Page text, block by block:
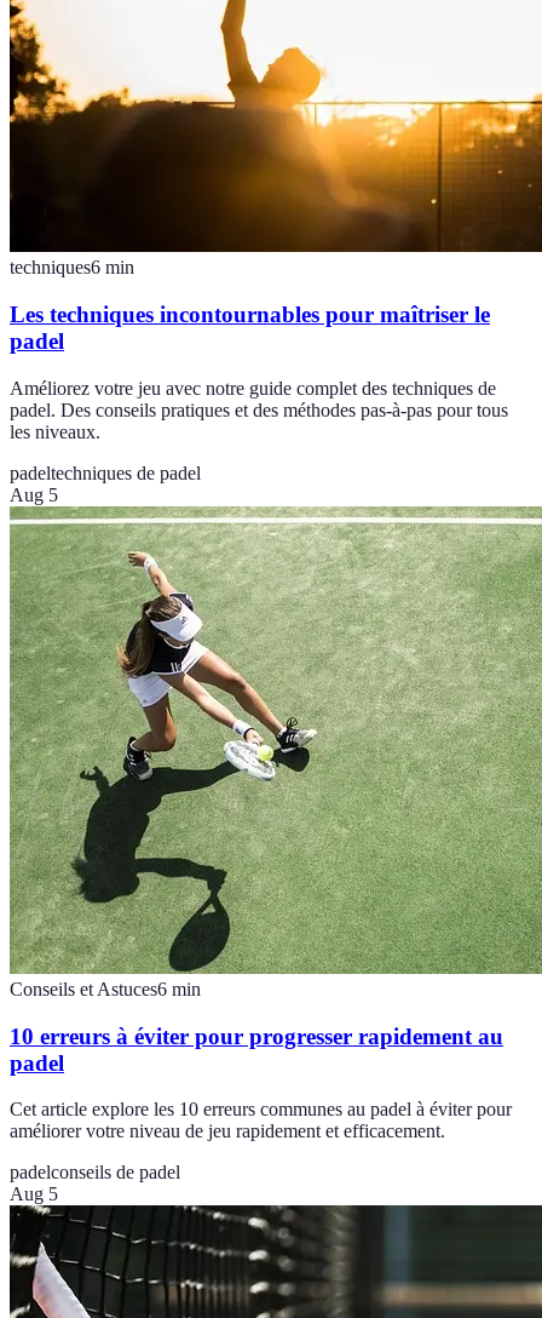
techniques6 min
Les techniques incontournables pour maîtriser le
padel
Améliorez votre jeu avec notre guide complet des techniques de
padel. Des conseils pratiques et des méthodes pas-à-pas pour tous
les niveaux.
padeltechniques de padel
Aug 5
Conseils et Astuces6 min
10 erreurs à éviter pour progresser rapidement au
padel
Cet article explore les 10 erreurs communes au padel à éviter pour
améliorer votre niveau de jeu rapidement et efficacement.
padelconseils de padel
Aug 5